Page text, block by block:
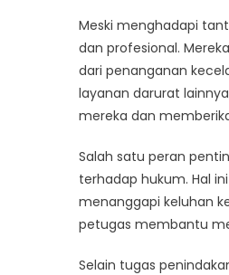
Meski menghadapi
dan profesional.
dari penanganan
layanan darurat
mereka dan
Salah satu peran
terhadap hukum. Hal
menanggapi keluhan
petugas membantu
Selain tugas